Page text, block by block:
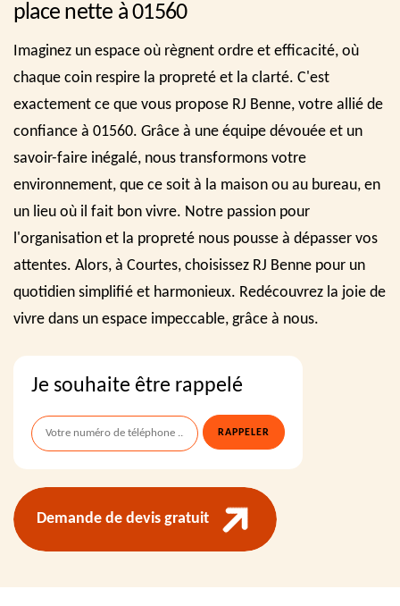
place nette à 01560
Imaginez un espace où règnent ordre et efficacité, où
chaque coin respire la propreté et la clarté. C'est
exactement ce que vous propose RJ Benne, votre allié de
confiance à 01560. Grâce à une équipe dévouée et un
savoir-faire inégalé, nous transformons votre
environnement, que ce soit à la maison ou au bureau, en
un lieu où il fait bon vivre. Notre passion pour
l'organisation et la propreté nous pousse à dépasser vos
attentes. Alors, à Courtes, choisissez RJ Benne pour un
quotidien simplifié et harmonieux. Redécouvrez la joie de
vivre dans un espace impeccable, grâce à nous.
Je souhaite être rappelé
Demande de devis gratuit